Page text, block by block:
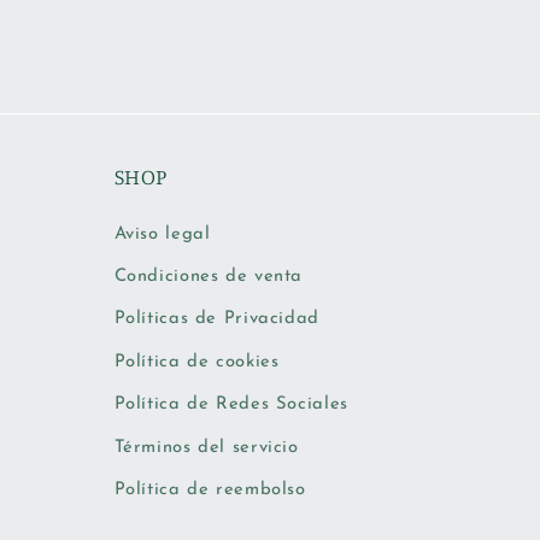
SHOP
Aviso legal
Condiciones de venta
Políticas de Privacidad
Política de cookies
Política de Redes Sociales
Términos del servicio
Política de reembolso